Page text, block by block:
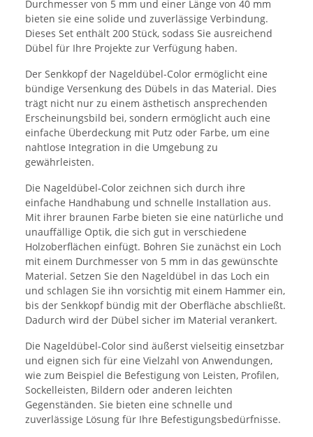
Durchmesser von 5 mm und einer Länge von 40 mm
bieten sie eine solide und zuverlässige Verbindung.
Dieses Set enthält 200 Stück, sodass Sie ausreichend
Dübel für Ihre Projekte zur Verfügung haben.
Der Senkkopf der Nageldübel-Color ermöglicht eine
bündige Versenkung des Dübels in das Material. Dies
trägt nicht nur zu einem ästhetisch ansprechenden
Erscheinungsbild bei, sondern ermöglicht auch eine
einfache Überdeckung mit Putz oder Farbe, um eine
nahtlose Integration in die Umgebung zu
gewährleisten.
Die Nageldübel-Color zeichnen sich durch ihre
einfache Handhabung und schnelle Installation aus.
Mit ihrer braunen Farbe bieten sie eine natürliche und
unauffällige Optik, die sich gut in verschiedene
Holzoberflächen einfügt. Bohren Sie zunächst ein Loch
mit einem Durchmesser von 5 mm in das gewünschte
Material. Setzen Sie den Nageldübel in das Loch ein
und schlagen Sie ihn vorsichtig mit einem Hammer ein,
bis der Senkkopf bündig mit der Oberfläche abschließt.
Dadurch wird der Dübel sicher im Material verankert.
Die Nageldübel-Color sind äußerst vielseitig einsetzbar
und eignen sich für eine Vielzahl von Anwendungen,
wie zum Beispiel die Befestigung von Leisten, Profilen,
Sockelleisten, Bildern oder anderen leichten
Gegenständen. Sie bieten eine schnelle und
zuverlässige Lösung für Ihre Befestigungsbedürfnisse.